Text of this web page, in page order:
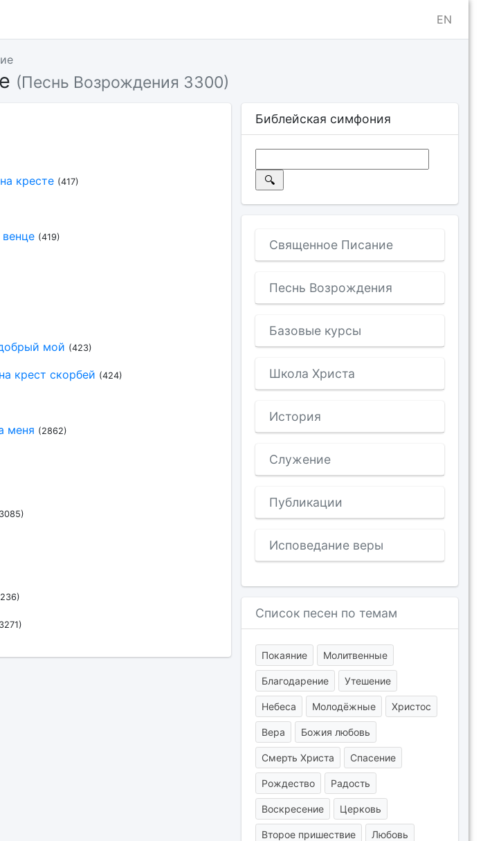
EN
(Песнь Возрождения 3300)
кресте (417)
(419)
мой (423)
крест скорбей (424)
меня (2862)
Библейская симфония
Священное Писание
Песнь Возрождения
Базовые курсы
Школа Христа
История
Служение
Публикации
Исповедание веры
Список песен по темам
Покаяние Молитвенные
Благодарение Утешение
Небеса Молодёжные Христос
Вера Божия любовь
Смерть Христа Спасение
Рождество Радость
Воскресение Церковь
Второе пришествие Любовь